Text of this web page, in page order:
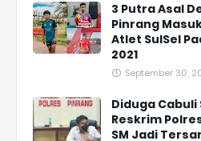
3 Putra Asal
Pinrang
Atlet SulSel
2021
September 30,
Diduga
Reskrim
SM Jadi